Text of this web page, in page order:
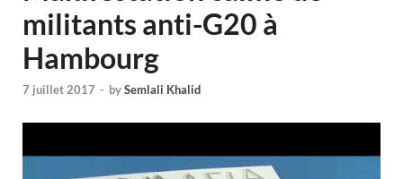
militants anti-G20 à
Hambourg
7 juillet 2017 - bySemlali Khalid